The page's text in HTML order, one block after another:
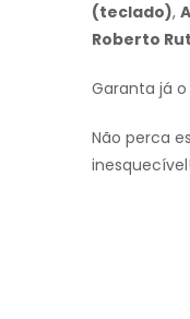
(teclado),
Roberto
Garanta já
Não perca
inesquecível!